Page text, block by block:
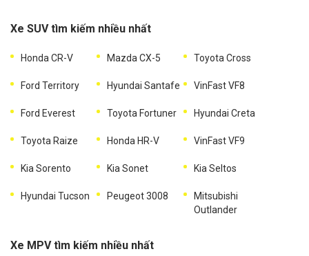
Xe SUV tìm kiếm nhiều nhất
Honda CR-V Mazda CX-5 Toyota Cross
Ford Territory Hyundai Santafe VinFast VF8
Ford Everest Toyota Fortuner Hyundai Creta
Toyota Raize Honda HR-V VinFast VF9
Kia Sorento Kia Sonet Kia Seltos
Hyundai Tucson Peugeot 3008
Mitsubishi
Outlander
Xe MPV tìm kiếm nhiều nhất